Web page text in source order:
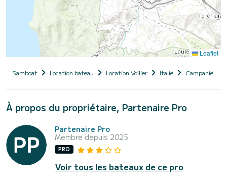
Leaflet
Samboat Location bateau Location Voilier Italie Campanie
À propos du propriétaire, Partenaire Pro
Partenaire Pro
Membre depuis 2025
PRO
Voir tous les bateaux de ce pro